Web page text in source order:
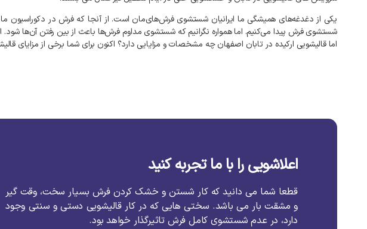
یکی از دغدغه‌های همیشگی ما ایرانیان شستشوی فرش‌های‌مان است. از آنجا که فرش در دکوراسیون ما
شستشوی فرش پیدا می‌کنیم. اماهمواره نگرانیمکه شستشوی مداوم فرش‌ها باعث از بین رفتن آن‌هاشود.
اماقالیشویی ارکیده در تابان اصفهان چه مشخصات و مزایایی دارد؟ اکنون برای شما برخی از مزایای
اعلاشویی را با ما تجربه کنید
قطعا شما می دانید که کار شستن و خشک کردن فرش بسیار سخت، وقت گیر
و مشقت بار می باشد. سختی هایی که در کار قالیشویی دستی و سنتی وجود
دارد، در عدم شستشوی کامل فرش تاثیرگذار خواهد بود.